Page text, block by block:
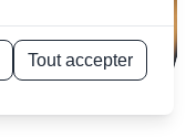
Tout accepter